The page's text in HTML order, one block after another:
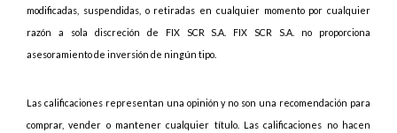
modificadas, suspendidas, o retiradas en cualquier momento por cualquier
razón a sola discreción de FIX SCR S.A. FIX SCR S.A. no proporciona
asesoramiento de inversión de ningún tipo.
Las calificaciones representan una opinión y no son una recomendación para
comprar, vender o mantener cualquier título. Las calificaciones no hacen